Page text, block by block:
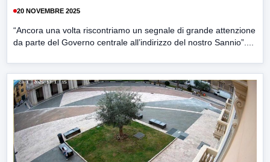
20 NOVEMBRE 2025
“Ancora una volta riscontriamo un segnale di grande attenzione
da parte del Governo centrale all’indirizzo del nostro Sannio”....